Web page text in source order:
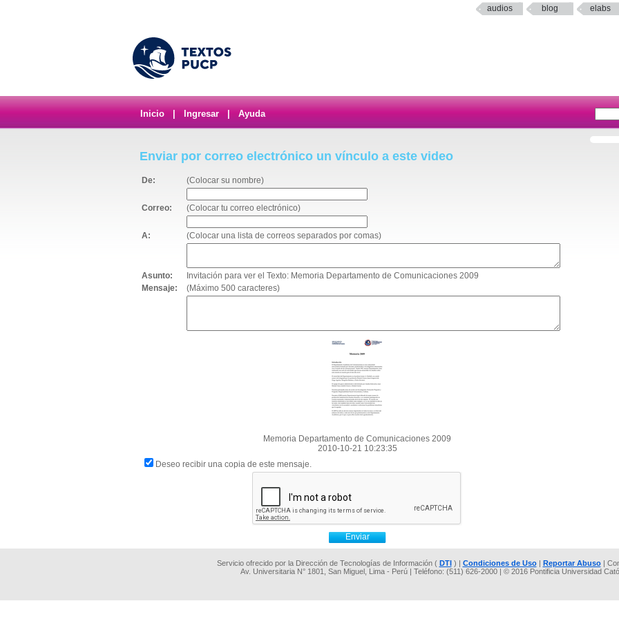
audios blog elabs
Inicio Ingresar Ayuda
Enviar por correo electrónico un vínculo a este video
De: (Colocar su nombre)
Correo: (Colocar tu correo electrónico)
A: (Colocar una lista de correos separados por comas)
Asunto:
Invitación para ver el Texto: Memoria Departamento de Comunicaciones 2009
Mensaje:
(Máximo 500 caracteres)
Memoria Departamento de Comunicaciones 2009
2010-10-21 10:23:35
Deseo recibir una copia de este mensaje.
Servicio ofrecido por la Dirección de Tecnologías de Información ( DTI) | Condiciones de Uso| Reportar Abuso|
Av. Universitaria N° 1801, San Miguel, Lima - Perú | Teléfono: (511) 626-2000 | © 2016 Pontificia Universidad